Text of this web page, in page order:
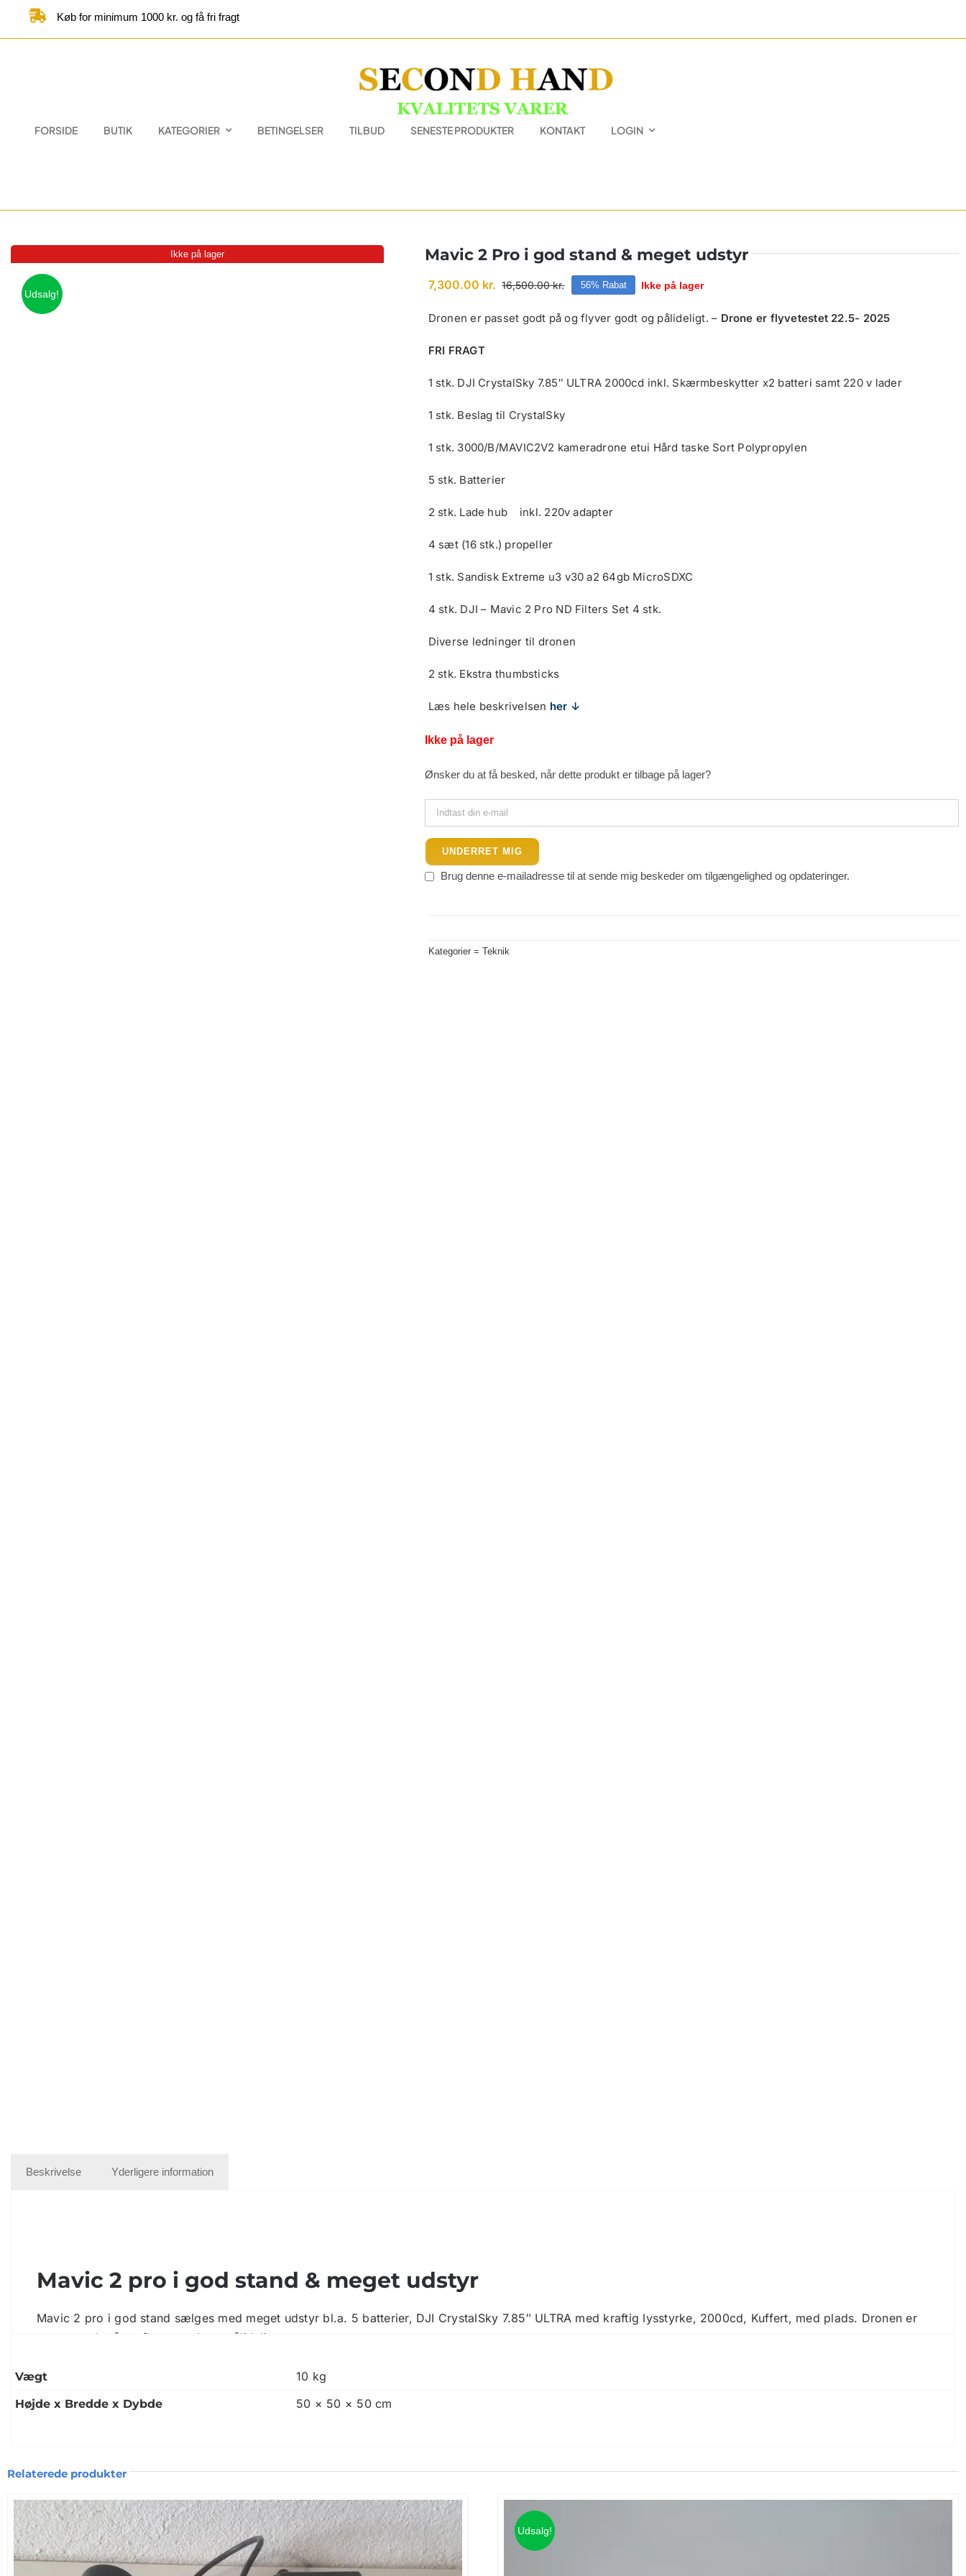
Køb for minimum 1000 kr. og få fri fragt
FORSIDE BUTIK KATEGORIER BETINGELSER TILBUD SENESTE PRODUKTER KONTAKT LOGIN
Ikke på lager
Udsalg!
Mavic 2 Pro i god stand & meget udstyr
16,500.00kr.Den
pris
var:
7,300.00 kr.
Den
pris
er:
56% Rabat Ikke på lager
Dronen er passet godt på og flyver godt og pålideligt. – Drone er flyvetestet 22.5- 2025
FRI FRAGT
1 stk. DJI CrystalSky 7.85″ ULTRA 2000cd inkl. Skærmbeskytter x2 batteri samt 220 v lader
1 stk. Beslag til CrystalSky
1 stk. 3000/B/MAVIC2V2 kameradrone etui Hård taske Sort Polypropylen
5 stk. Batterier
2 stk. Lade hub inkl. 220v adapter
4 sæt (16 stk.) propeller
1 stk. Sandisk Extreme u3 v30 a2 64gb MicroSDXC
4 stk. DJI – Mavic 2 Pro ND Filters Set 4 stk.
Diverse ledninger til dronen
2 stk. Ekstra thumbsticks
Læs hele beskrivelsen her ↓
Ikke på lager
Ønsker du at få besked, når dette produkt er tilbage på lager?
UNDERRET MIG
Brug denne e-mailadresse til at sende mig beskeder om tilgængelighed og opdateringer.
Kategorier = Teknik
Beskrivelse Yderligere information
Mavic 2 pro i god stand & meget udstyr
Mavic 2 pro i god stand sælges med meget udstyr bl.a. 5 batterier, DJI CrystalSky 7.85″ ULTRA med kraftig lysstyrke, 2000cd, Kuffert, med plads. Dronen er
passet godt på og flyver godt og pålideligt.
DJI CrystalSky 7.85″ ULTRA 2000cd inkl. Skærmbeskytter x2 batteri samt 220 v lader
Beslag til CrystalSky
5 stk. Batterier
2 Lade hub inkl. 220v adapter
4 sæt (16 stk.) propeller
Vægt 10 kg
Højde x Bredde x Dybde 50 × 50 × 50 cm
Relaterede produkter
Udsalg!